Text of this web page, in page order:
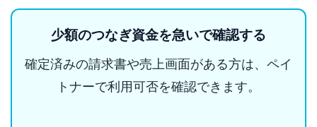
少額のつなぎ資金を急いで確認する
確定済みの請求書や売上画面がある方は、ペイ
トナーで利用可否を確認できます。